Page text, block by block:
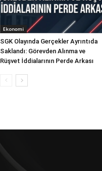
Ekonomi
SGK Olayında Gerçekler Ayrıntıda
Saklandı: Görevden Alınma ve
Rüşvet İddialarının Perde Arkası